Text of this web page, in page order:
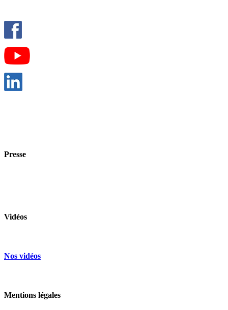
Presse
Vidéos
Nos vidéos
Mentions légales